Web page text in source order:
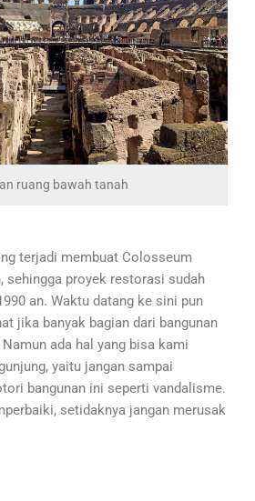
ruang bawah tanah
terjadi membuat Colosseum
sehingga proyek restorasi sudah
an. Waktu datang ke sini pun
jika banyak bagian dari bangunan
ada hal yang bisa kami
yaitu jangan sampai
bangunan ini seperti vandalisme.
setidaknya jangan merusak